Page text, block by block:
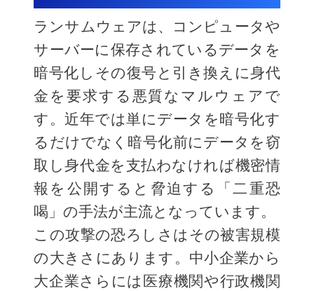
ランサムウェアは、コンピュータや
サーバーに保存されているデータを
暗号化しその復号と引き換えに身代
金を要求する悪質なマルウェアで
す。近年では単にデータを暗号化す
るだけでなく暗号化前にデータを窃
取し身代金を支払わなければ機密情
報を公開すると脅迫する「二重恐
喝」の手法が主流となっています。
この攻撃の恐ろしさはその被害規模
の大きさにあります。中小企業から
大企業さらには医療機関や行政機関